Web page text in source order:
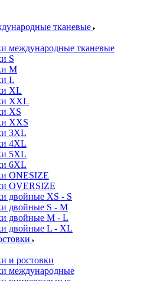
тканевые
международные тканевые
S
M
L
XL
XXL
XS
XXS
3XL
4XL
5XL
6XL
ONESIZE
OVERSIZE
двойные XS - S
двойные S - M
двойные M - L
двойные L - XL
и ростовки
международные